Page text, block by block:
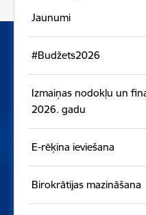
Jaunumi
#Budžets2026
Izmaiņas nodokļu un
2026. gadu
E-rēķina ieviešana
Birokrātijas mazināšana